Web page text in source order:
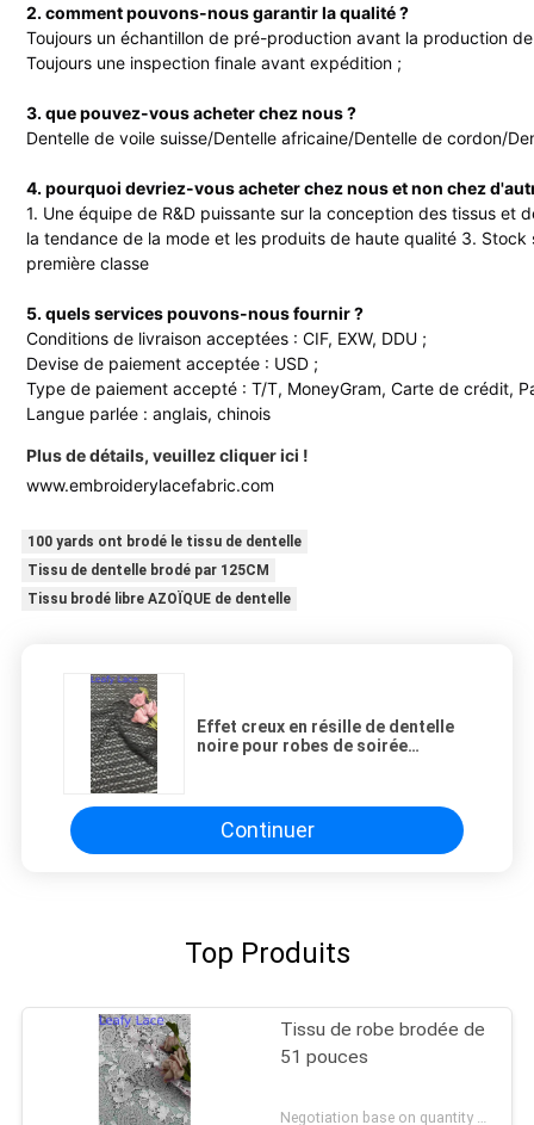
2. comment pouvons-nous garantir la qualité ?
Toujours un échantillon de pré-production avant la production
Toujours une inspection finale avant expédition ;
3. que pouvez-vous acheter chez nous ?
Dentelle de voile suisse/Dentelle africaine/Dentelle de cordon/
4. pourquoi devriez-vous acheter chez nous et non chez
1. Une équipe de R&D puissante sur la conception des tissus et
la tendance de la mode et les produits de haute qualité 3.
première classe
5. quels services pouvons-nous fournir ?
Conditions de livraison acceptées : CIF, EXW, DDU ;
Devise de paiement acceptée : USD ;
Type de paiement accepté : T/T, MoneyGram, Carte de crédit,
Langue parlée : anglais, chinois
Plus de détails, veuillez cliquer ici !
www.embroiderylacefabric.com
100 yards ont brodé le tissu de dentelle
Tissu de dentelle brodé par 125CM
Tissu brodé libre AZOÏQUE de dentelle
Effet creux en résille de dentelle
noire pour robes de soirée
Continuer
Top Produits
Tissu de robe brodée de
51 pouces